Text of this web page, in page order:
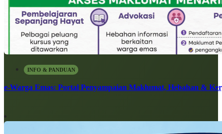
INFO & PANDUAN
e-Warga Emas: Portal Penyampaian Maklumat, Hebahan &